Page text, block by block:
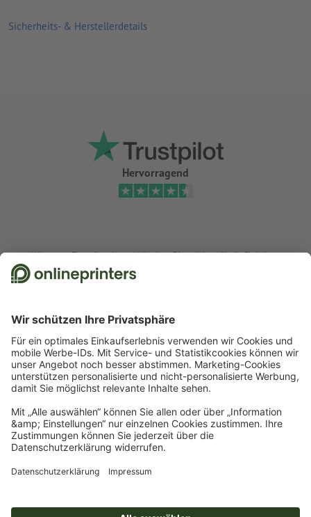
Sicherheits- & Herstellerdetails
Hervorragend
Wir nutzen Trustpilot als unabhängigen Dienstleister für die Einholung von
Bewertungen. Welche Maßnahmen Trustpilot trifft, um sicherzustellen, dass
es sich um echte Bewertungen handelt, finden Sie
Start Werbetechnik & Außenwerbung
Großformatdruck & Außenwerbung
Gehwegaufsteller
Gehwegaufsteller Exklusiv, nur Druck
Online Druckerei
Newsletter abonnieren & 15 % Gutschein sichern